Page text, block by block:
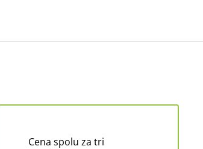
Cena spolu za tri